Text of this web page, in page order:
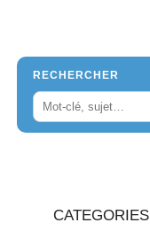
RECHERCHER
CATEGORIES